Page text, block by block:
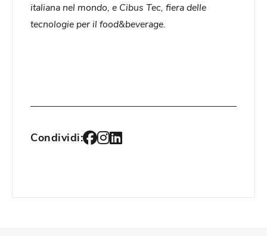
italiana nel mondo, e Cibus Tec, fiera delle
tecnologie per il food&beverage.
Condividi: